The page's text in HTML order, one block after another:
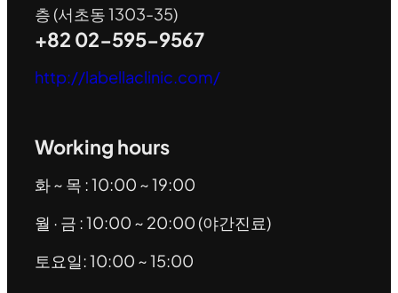
층 (서초동 1303-35)
+82 02-595-9567
http://labellaclinic.com/
Working hours
화 ~ 목 : 10:00 ~ 19:00
월 · 금 : 10:00 ~ 20:00 (야간진료)
토요일: 10:00 ~ 15:00